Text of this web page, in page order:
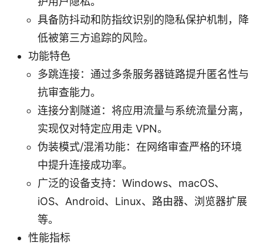
具备防抖动和防指纹识别的隐私保护机制，降
低被第三方追踪的风险。
功能特色
多跳连接：通过多条服务器链路提升匿名性与
抗审查能力。
连接分割隧道：将应用流量与系统流量分离，
实现仅对特定应用走 VPN。
伪装模式/混淆功能：在网络审查严格的环境
中提升连接成功率。
广泛的设备支持：Windows、macOS、
iOS、Android、Linux、路由器、浏览器扩展
等。
性能指标